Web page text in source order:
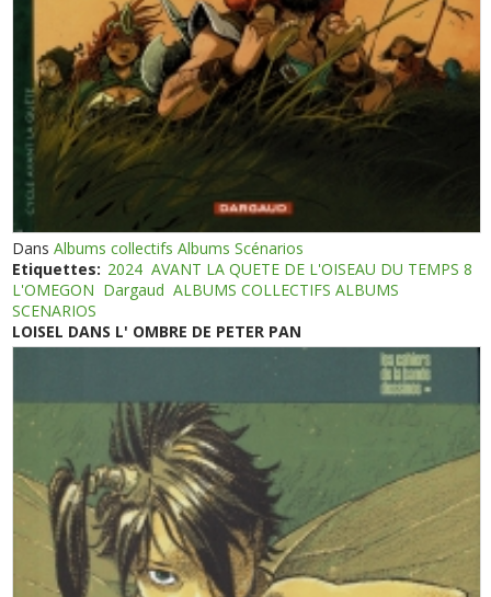
DansAlbums collectifs Albums Scénarios
Etiquettes: 2024 AVANT LA QUETE DE L'OISEAU DU TEMPS 8
L'OMEGON Dargaud ALBUMS COLLECTIFS ALBUMS
SCENARIOS
LOISEL DANS L' OMBRE DE PETER PAN